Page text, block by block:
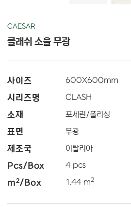
CAESAR
클래쉬 소울 무광
사이즈 600X600mm
시리즈명 CLASH
소재 포세린/폴리싱
표면 무광
제조국 이탈리아
Pcs/Box 4 pcs
m2/Box 1.44 m2